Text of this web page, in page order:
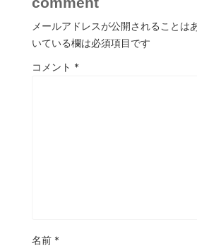
メールアドレスが公開されることは
いている欄は必須項目です
コメント *
名前 *